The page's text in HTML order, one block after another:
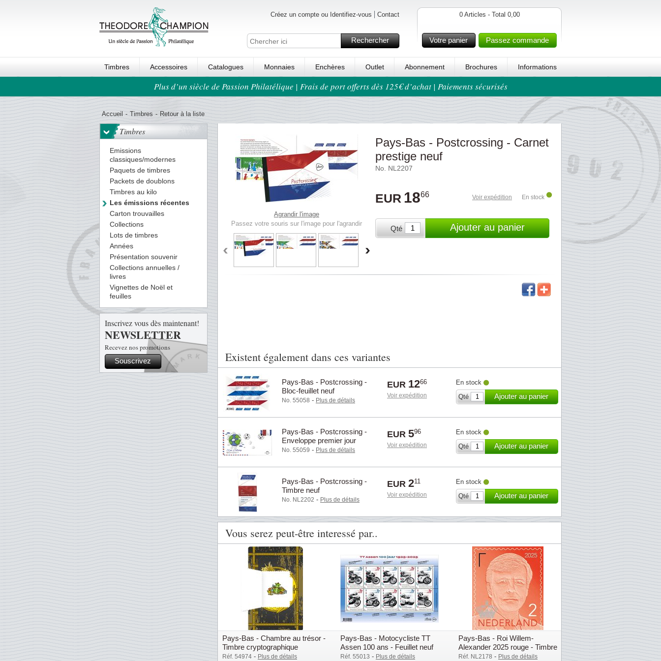
Créez un compte ou Identifiez-vous Contact
Rechercher
0 Articles - Total 0,00
Votre panier Passez commande
Timbres Accessoires Catalogues Monnaies Enchères Outlet Abonnement Brochures Informations
Ordre au panierPlus d’un siècle de Passion Philatélique | Frais de port offerts dès 125€ d’achat | Paiements sécurisés
Accueil - Timbres - Retour à la liste
Timbres
Emissions
classiques/modernes
Paquets de timbres
Packets de doublons
Timbres au kilo
Les émissions récentes
Carton trouvailles
Collections
Lots de timbres
Années
Présentation souvenir
Collections annuelles /
livres
Vignettes de Noël et
feuilles
Inscrivez vous dès maintenant!
NEWSLETTER
Recevez nos promotions
Souscrivez
Agrandir l'image
Passez votre souris sur l'image pour l'agrandir
Pays-Bas - Postcrossing - Carnet
prestige neuf
No. NL2207
EUR 1866 Voir expédition En stock
Qté Ajouter au panier
Existent également dans ces variantes
Pays-Bas - Postcrossing -
Bloc-feuillet neuf
No. 55058 - Plus de détails
EUR 1266
Voir expédition
En stock
Qté
Ajouter au panier
Pays-Bas - Postcrossing -
Enveloppe premier jour
No. 55059 - Plus de détails
EUR 596
Voir expédition
En stock
Qté
Ajouter au panier
Pays-Bas - Postcrossing -
Timbre neuf
No. NL2202 - Plus de détails
EUR 211
Voir expédition
En stock
Qté
Ajouter au panier
Vous serez peut-être interessé par..
Pays-Bas - Chambre au trésor -
Timbre cryptographique
Réf. 54974 - Plus de détails
Pays-Bas - Motocycliste TT
Assen 100 ans - Feuillet neuf
10v
Réf. 55013 - Plus de détails
Pays-Bas - Roi Willem-
Alexander 2025 rouge - Timbre
d'usage counrant
Réf. NL2178 - Plus de détails